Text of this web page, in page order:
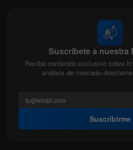
📬
Suscríbete a nuestra
Recibe contenido exclusivo sobre
análisis de mercado
Suscribirme